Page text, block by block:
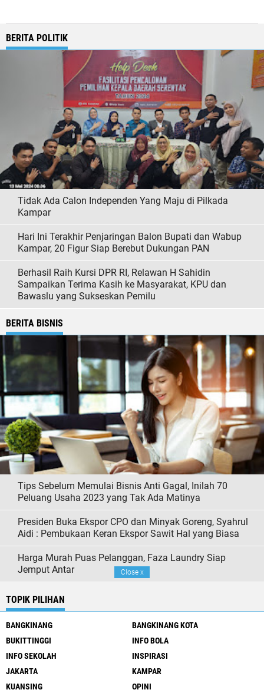
BERITA POLITIK
Tidak Ada Calon Independen Yang Maju di Pilkada
Kampar
Hari Ini Terakhir Penjaringan Balon Bupati dan Wabup
Kampar, 20 Figur Siap Berebut Dukungan PAN
Berhasil Raih Kursi DPR RI, Relawan H Sahidin
Sampaikan Terima Kasih ke Masyarakat, KPU dan
Bawaslu yang Sukseskan Pemilu
BERITA BISNIS
Tips Sebelum Memulai Bisnis Anti Gagal, Inilah 70
Peluang Usaha 2023 yang Tak Ada Matinya
Presiden Buka Ekspor CPO dan Minyak Goreng, Syahrul
Aidi : Pembukaan Keran Ekspor Sawit Hal yang Biasa
Harga Murah Puas Pelanggan, Faza Laundry Siap
Jemput Antar
TOPIK PILIHAN
BANGKINANG
BANGKINANG KOTA
BUKITTINGGI
INFO BOLA
INFO SEKOLAH
INSPIRASI
JAKARTA
KAMPAR
KUANSING
OPINI
Close x